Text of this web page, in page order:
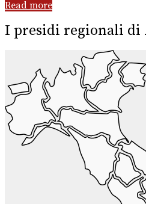
Read more
I presidi regionali di